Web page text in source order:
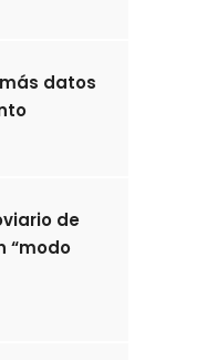
datos
de
“modo